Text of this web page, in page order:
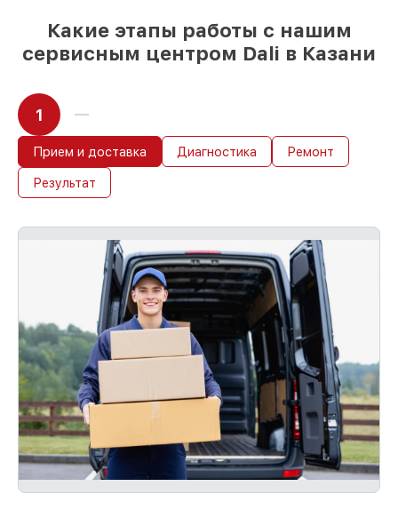
Какие этапы работы с нашим
сервисным центром Dali в Казани
1
Прием и доставка Диагностика Ремонт
Результат